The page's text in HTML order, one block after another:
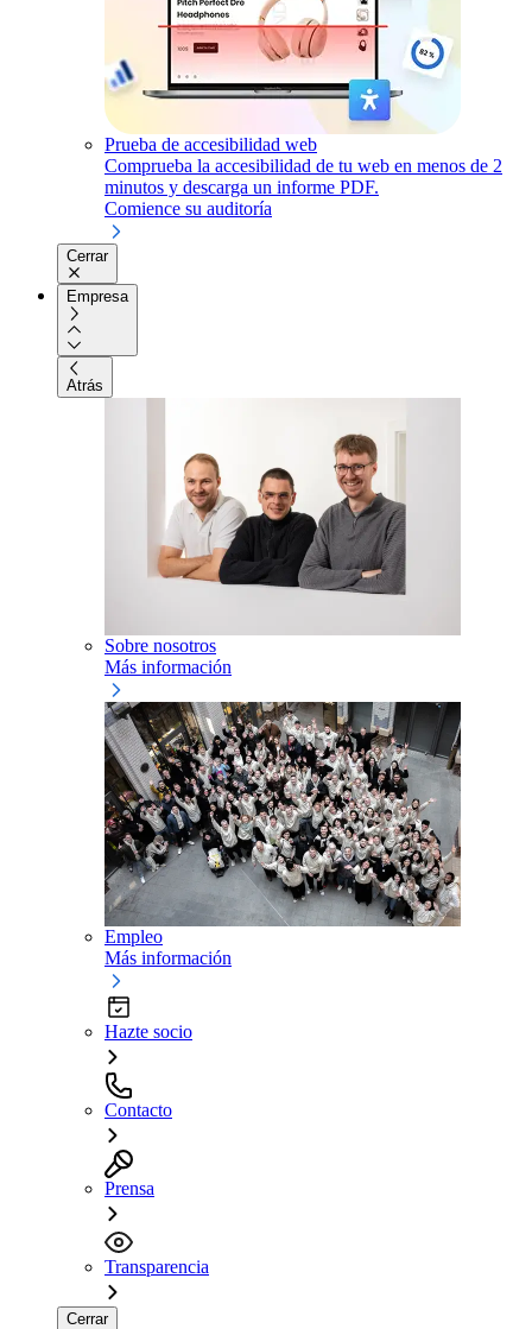
Prueba de accesibilidad web
Comprueba la accesibilidad de tu web en menos de 2
minutos y descarga un informe PDF.
Comience su auditoría
Cerrar
Empresa
Atrás
Sobre nosotros
Más información
Empleo
Más información
Hazte socio
Contacto
Prensa
Transparencia
Cerrar